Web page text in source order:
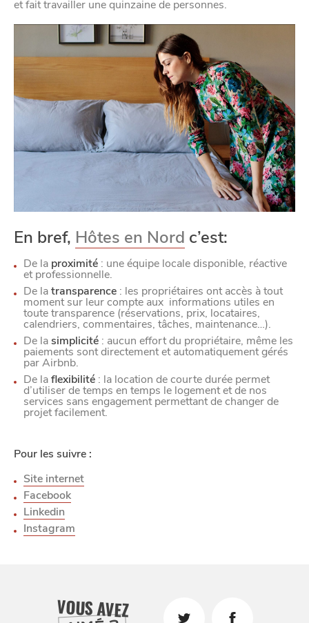
et fait travailler une quinzaine de personnes.
En bref, Hôtes en Nord c’est:
De la proximité : une équipe locale disponible, réactive
et professionnelle.
De latransparence : les propriétaires ont accès à tout
moment sur leur compte aux informations utiles en
toute transparence (réservations, prix, locataires,
calendriers, commentaires, tâches, maintenance…).
De lasimplicité : aucun effort du propriétaire, même les
paiements sont directement et automatiquement gérés
par Airbnb.
De laflexibilité : la location de courte durée permet
d’utiliser de temps en temps le logement et de nos
services sans engagement permettant de changer de
projet facilement.
Pour les suivre :
Site internet
Facebook
Linkedin
Instagram
VOUS AVEZ